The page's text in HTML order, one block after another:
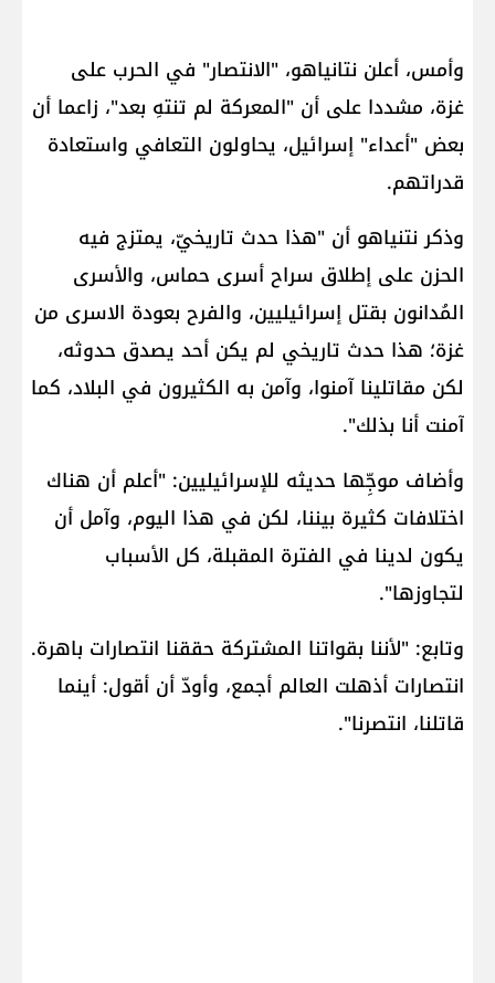
وأمس، أعلن نتانياهو، "الانتصار" في الحرب على
غزة، مشددا على أن "المعركة لم تنتهِ بعد"، زاعما أن
بعض "أعداء" إسرائيل، يحاولون التعافي واستعادة
قدراتهم.
وذكر نتنياهو أن "هذا حدث تاريخيّ، يمتزج فيه
الحزن على إطلاق سراح أسرى حماس، والأسرى
المُدانون بقتل إسرائيليين، والفرح بعودة الاسرى من
غزة؛ هذا حدث تاريخي لم يكن أحد يصدق حدوثه،
لكن مقاتلينا آمنوا، وآمن به الكثيرون في البلاد، كما
آمنت أنا بذلك".
وأضاف موجِّها حديثه للإسرائيليين: "أعلم أن هناك
اختلافات كثيرة بيننا، لكن في هذا اليوم، وآمل أن
يكون لدينا في الفترة المقبلة، كل الأسباب
لتجاوزها".
وتابع: "لأننا بقواتنا المشتركة حققنا انتصارات باهرة.
انتصارات أذهلت العالم أجمع، وأودّ أن أقول: أينما
قاتلنا، انتصرنا".